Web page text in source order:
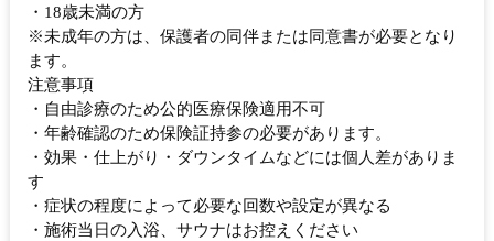
・18歳未満の方
※未成年の方は、保護者の同伴または同意書が必要となり
ます。
注意事項
・自由診療のため公的医療保険適用不可
・年齢確認のため保険証持参の必要があります。
・効果・仕上がり・ダウンタイムなどには個人差がありま
す
・症状の程度によって必要な回数や設定が異なる
・施術当日の入浴、サウナはお控えください